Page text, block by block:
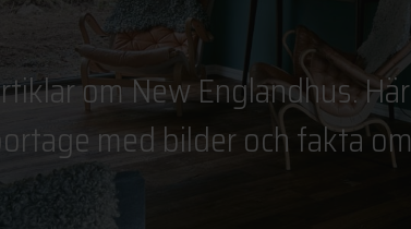
om New Englandhus. Här
med bilder och fakta om